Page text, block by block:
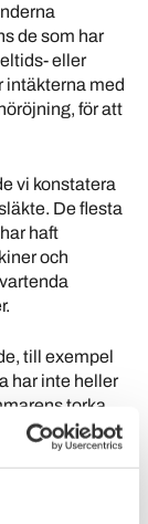
de som har
eller
intäkterna med
för att
vi konstatera
De flesta
haft
och
till exempel
har inte heller
torka
klar förrän i
håll. För en